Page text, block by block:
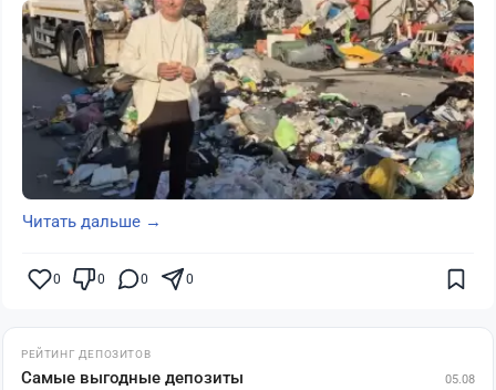
Читать дальше →
0 0 0 0
РЕЙТИНГ ДЕПОЗИТОВ
Самые выгодные депозиты 05.08